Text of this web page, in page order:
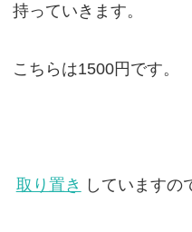
持っていきます。
こちらは1500円です。
取り置き していますの